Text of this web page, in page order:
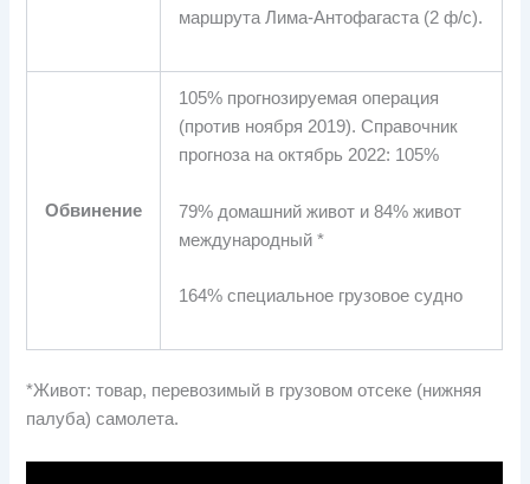
маршрута Лима-Антофагаста (2 ф/с).
Обвинение
105% прогнозируемая операция
(против ноября 2019). Справочник
прогноза на октябрь 2022: 105%
79% домашний живот и 84% живот
международный *
164% специальное грузовое судно
*Живот: товар, перевозимый в грузовом отсеке (нижняя
палуба) самолета.